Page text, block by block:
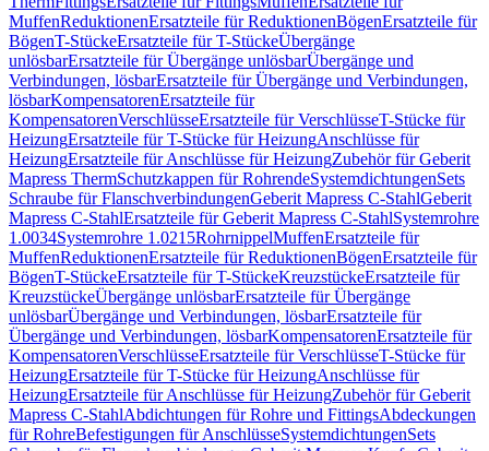
MuffenReduktionenErsatzteile für ReduktionenBögenErsatzteile für
BögenT-StückeErsatzteile für T-StückeÜbergänge
unlösbarErsatzteile für Übergänge unlösbarÜbergänge und
Verbindungen, lösbarErsatzteile für Übergänge und Verbindungen,
lösbarKompensatorenErsatzteile für
KompensatorenVerschlüsseErsatzteile für VerschlüsseT-Stücke für
HeizungErsatzteile für T-Stücke für HeizungAnschlüsse für
HeizungErsatzteile für Anschlüsse für HeizungZubehör für Geberit
Mapress ThermSchutzkappen für RohrendeSystemdichtungenSets
Schraube für FlanschverbindungenGeberit Mapress C-StahlGeberit
Mapress C-StahlErsatzteile für Geberit Mapress C-StahlSystemrohre
1.0034Systemrohre 1.0215RohrnippelMuffenErsatzteile für
MuffenReduktionenErsatzteile für ReduktionenBögenErsatzteile für
BögenT-StückeErsatzteile für T-StückeKreuzstückeErsatzteile für
KreuzstückeÜbergänge unlösbarErsatzteile für Übergänge
unlösbarÜbergänge und Verbindungen, lösbarErsatzteile für
Übergänge und Verbindungen, lösbarKompensatorenErsatzteile für
KompensatorenVerschlüsseErsatzteile für VerschlüsseT-Stücke für
HeizungErsatzteile für T-Stücke für HeizungAnschlüsse für
HeizungErsatzteile für Anschlüsse für HeizungZubehör für Geberit
Mapress C-StahlAbdichtungen für Rohre und FittingsAbdeckungen
für RohreBefestigungen für AnschlüsseSystemdichtungenSets